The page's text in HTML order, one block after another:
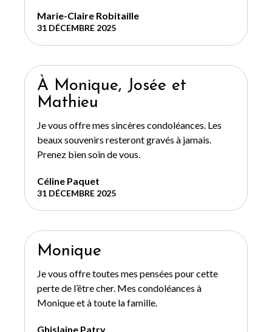
Marie-Claire Robitaille
31 DÉCEMBRE 2025
À Monique, Josée et
Mathieu
Je vous offre mes sincères condoléances. Les
beaux souvenirs resteront gravés à jamais.
Prenez bien soin de vous.
Céline Paquet
31 DÉCEMBRE 2025
Monique
Je vous offre toutes mes pensées pour cette
perte de l’être cher. Mes condoléances à
Monique et à toute la famille.
Ghislaine Patry